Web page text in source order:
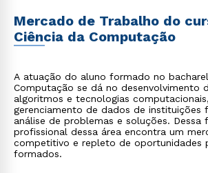
que estão sempre preparados para
materiais adicionais.
Mercado de Trabalho do
Ciência da Computação
A atuação do aluno formado no
Computação se dá no desenvolvimento
algoritmos e tecnologias
gerenciamento de dados de instituições
análise de problemas e soluções. Dessa
profissional dessa área encontra um
competitivo e repleto de oportunidades
formados.